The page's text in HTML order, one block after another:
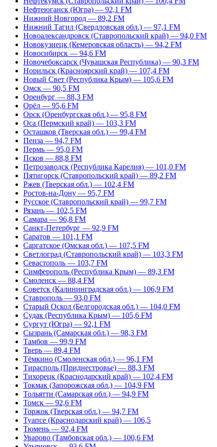
Нефтеюганск (Югра) — 92,1 FM
Нижний Новгород — 89,2 FM
Нижний Тагил (Свердловская обл.) — 97,1 FM
Новоалександровск (Ставропольский край) — 94,0 FM
Новокузнецк (Кемеровская область) — 94,2 FM
Новосибирск — 94,6 FM
Новочебоксарск (Чувашская Республика) — 90,3 FM
Норильск (Красноярский край) — 107,4 FM
Новый Свет (Республика Крым) — 105,6 FM
Омск — 90,5 FM
Оренбург — 88,3 FM
Орёл — 95,6 FM
Орск (Оренбургская обл.) — 95,8 FM
Оса (Пермский край) — 103,3 FM
Осташков (Тверская обл.) — 99,4 FM
Пенза — 94,7 FM
Пермь — 95,0 FM
Псков — 88,8 FM
Петрозаводск (Республика Карелия) — 101,0 FM
Пятигорск (Ставропольский край) — 89,2 FM
Ржев (Тверская обл.) — 102,4 FM
Ростов-на-Дону — 95,7 FM
Русское (Ставропольский край) — 99,7 FM
Рязань — 102,5 FM
Самара — 96,8 FM
Санкт-Петербург — 92,9 FM
Саратов — 101,1 FM
Саргатское (Омская обл.) — 107,5 FM
Светлоград (Ставропольский край) — 103,3 FM
Севастополь — 103,7 FM
Симферополь (Республика Крым) — 89,3 FM
Смоленск — 88,4 FM
Советск (Калининградская обл.) — 106,9 FM
Ставрополь — 93,0 FM
Старый Оскол (Белгородская обл.) — 104,0 FM
Судак (Республика Крым) — 105,6 FM
Сургут (Югра) — 92,1 FM
Сызрань (Самарская обл.) — 98,3 FM
Тамбов — 99,9 FM
Тверь — 89,4 FM
Тёмкино (Смоленская обл.) — 96,1 FM
Тирасполь (Приднестровье) — 88,3 FM
Тихорецк (Краснодарский край) — 102,4 FM
Токмак (Запорожская обл.) — 104,9 FM
Тольятти (Самарская обл.) — 94,9 FM
Томск — 92,6 FM
Торжок (Тверская обл.) — 94,7 FM
Туапсе (Краснодарский край) — 106,5
Тюмень — 92,4 FM
Уварово (Тамбовская обл.) — 100,6 FM